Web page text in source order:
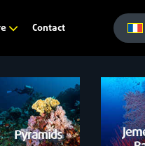
Contact